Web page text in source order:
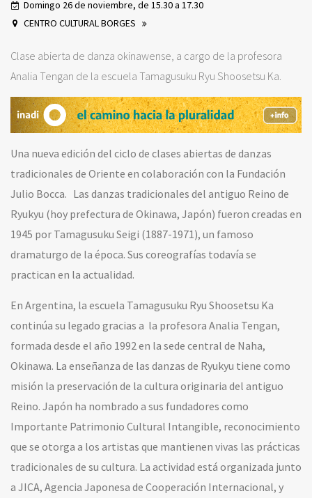
Domingo 26 de noviembre, de 15.30 a 17.30
CENTRO CULTURAL BORGES
Clase abierta de danza okinawense, a cargo de la profesora
Analia Tengan de la escuela Tamagusuku Ryu Shoosetsu Ka.
Una nueva edición del ciclo de clases abiertas de danzas
tradicionales de Oriente en colaboración con la Fundación
Julio Bocca. Las danzas tradicionales del antiguo Reino de
Ryukyu (hoy prefectura de Okinawa, Japón) fueron creadas en
1945 por Tamagusuku Seigi (1887-1971), un famoso
dramaturgo de la época. Sus coreografías todavía se
practican en la actualidad.
En Argentina, la escuela Tamagusuku Ryu Shoosetsu Ka
continúa su legado gracias a la profesora Analia Tengan,
formada desde el año 1992 en la sede central de Naha,
Okinawa. La enseñanza de las danzas de Ryukyu tiene como
misión la preservación de la cultura originaria del antiguo
Reino. Japón ha nombrado a sus fundadores como
Importante Patrimonio Cultural Intangible, reconocimiento
que se otorga a los artistas que mantienen vivas las prácticas
tradicionales de su cultura. La actividad está organizada junto
a JICA, Agencia Japonesa de Cooperación Internacional, y